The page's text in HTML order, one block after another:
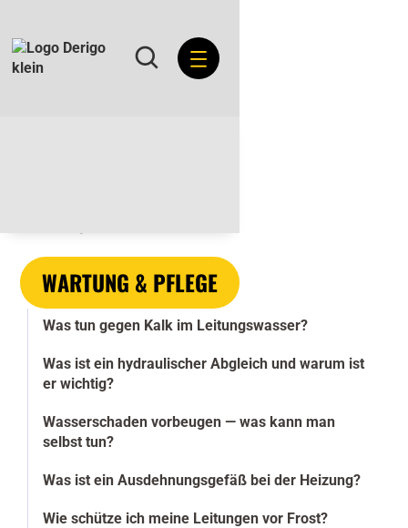
WARTUNG & PFLEGE
Was tun gegen Kalk im Leitungswasser?
Was ist ein hydraulischer Abgleich und warum ist
er wichtig?
Wasserschaden vorbeugen — was kann man
selbst tun?
Was ist ein Ausdehnungsgefäß bei der Heizung?
Wie schütze ich meine Leitungen vor Frost?